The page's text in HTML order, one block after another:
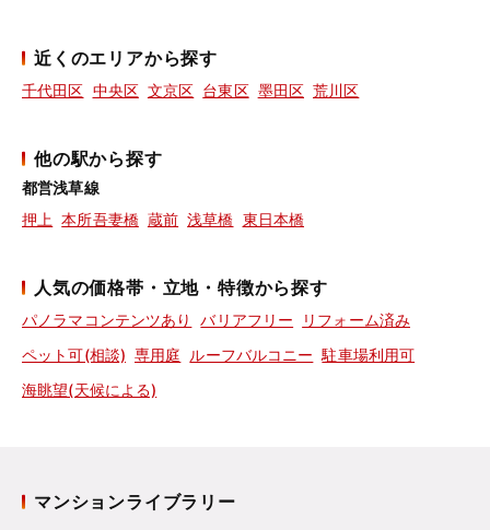
近くのエリアから探す
千代田区 中央区 文京区 台東区 墨田区 荒川区
他の駅から探す
都営浅草線
押上 本所吾妻橋 蔵前 浅草橋 東日本橋
人気の価格帯・立地・特徴から探す
パノラマコンテンツあり バリアフリー
リフォーム済み
ペット可(相談) 専用庭 ルーフバルコニー 駐車場利用可
海眺望(天候による)
マンションライブラリー